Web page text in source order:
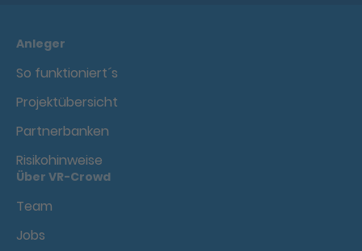
Anleger
So funktioniert´s
Projektübersicht
Partnerbanken
Risikohinweise
Über VR-Crowd
Team
Jobs